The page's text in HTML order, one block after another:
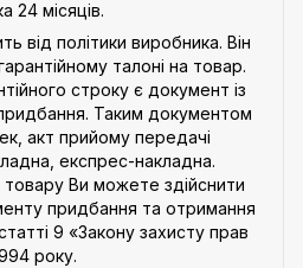
24 місяців.
від політики виробника. Він
талоні на товар.
строку є документ із
Таким документом
акт прийому передачі
експрес-накладна.
Ви можете здійснити
придбання та отримання
9 «Закону захисту прав
року.